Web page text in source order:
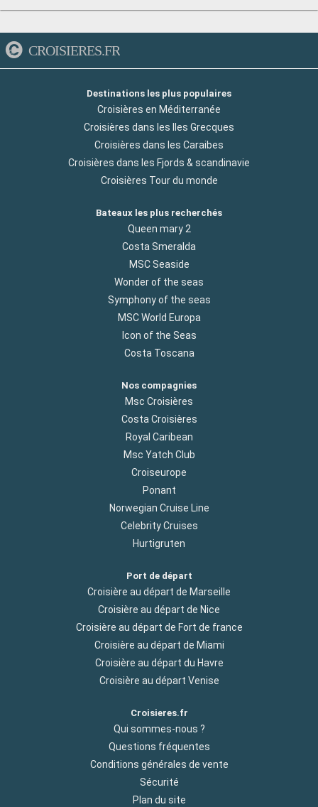
CROISIERES.FR
Destinations les plus populaires
Croisières en Méditerranée
Croisières dans les Iles Grecques
Croisières dans les Caraibes
Croisières dans les Fjords & scandinavie
Croisières Tour du monde
Bateaux les plus recherchés
Queen mary 2
Costa Smeralda
MSC Seaside
Wonder of the seas
Symphony of the seas
MSC World Europa
Icon of the Seas
Costa Toscana
Nos compagnies
Msc Croisières
Costa Croisières
Royal Caribean
Msc Yatch Club
Croiseurope
Ponant
Norwegian Cruise Line
Celebrity Cruises
Hurtigruten
Port de départ
Croisière au départ de Marseille
Croisière au départ de Nice
Croisière au départ de Fort de france
Croisière au départ de Miami
Croisière au départ du Havre
Croisière au départ Venise
Croisieres.fr
Qui sommes-nous ?
Questions fréquentes
Conditions générales de vente
Sécurité
Plan du site